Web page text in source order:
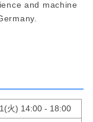
and machine
火) 14:00 - 18:00